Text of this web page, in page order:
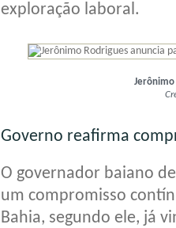
exploração laboral.
Jerônimo
Governo reafirma
O governador baiano
um compromisso
Bahia, segundo ele, já